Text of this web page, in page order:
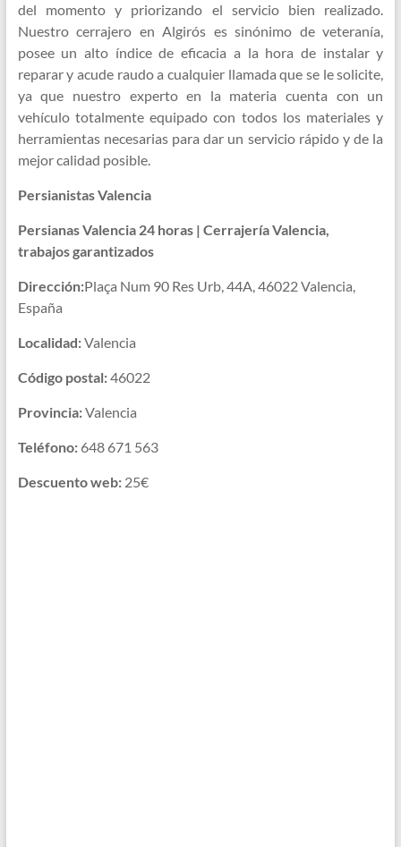
del momento y priorizando el servicio bien realizado.
Nuestro cerrajero en Algirós es sinónimo de veteranía,
posee un alto índice de eficacia a la hora de instalar y
reparar y acude raudo a cualquier llamada que se le solicite,
ya que nuestro experto en la materia cuenta con un
vehículo totalmente equipado con todos los materiales y
herramientas necesarias para dar un servicio rápido y de la
mejor calidad posible.
Persianistas Valencia
Persianas Valencia 24 horas | Cerrajería Valencia,
trabajos garantizados
Dirección:Plaça Num 90 Res Urb, 44A, 46022 Valencia,
España
Localidad:Valencia
Código postal:46022
Provincia:Valencia
Teléfono:648 671 563
Descuento web:25€